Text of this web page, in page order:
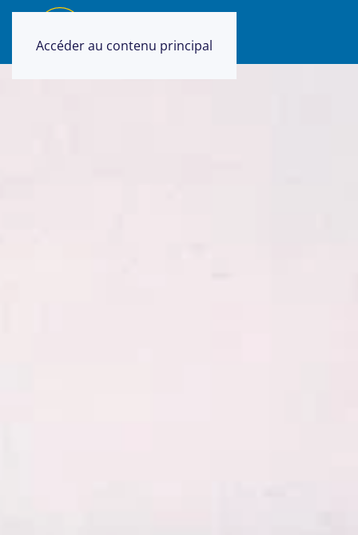
Accéder au contenu principal